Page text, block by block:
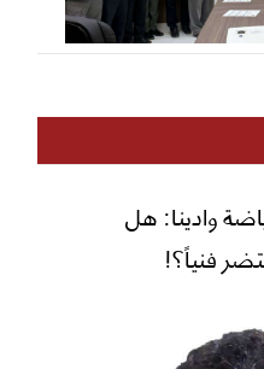
وادينا: هل
فنياً؟!